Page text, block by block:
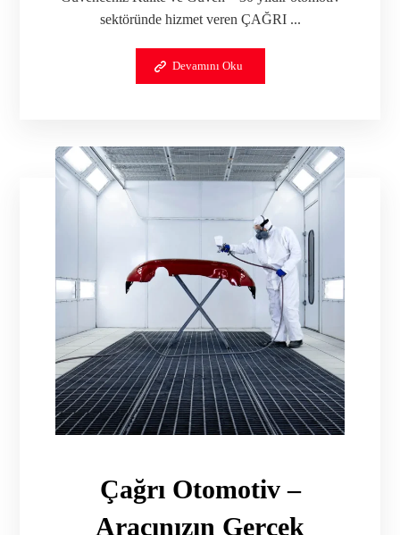
sektöründe hizmet veren ÇAĞRI ...
Devamını Oku
Çağrı Otomotiv –
Aracınızın Gerçek